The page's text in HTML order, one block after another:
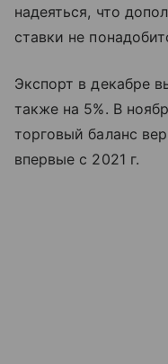
надеяться, что
ставки не
Экспорт в декабре
также на 5%. В
торговый баланс
впервые с 2021 г.